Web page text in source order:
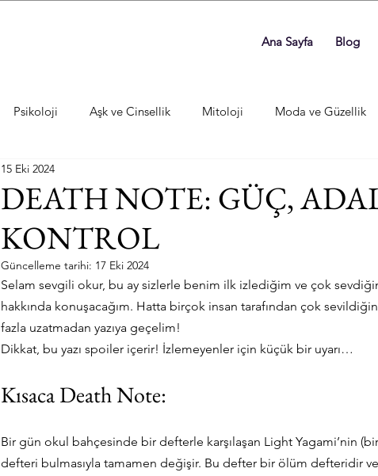
Ana Sayfa Blog
Psikoloji Aşk ve Cinsellik Mitoloji Moda ve Güzellik
DEATH NOTE: GÜÇ,
KONTROL
15 Eki 2024
Güncelleme tarihi: 17 Eki 2024
Selam sevgili okur, bu ay sizlerle benim ilk izlediğim ve çok
hakkında konuşacağım. Hatta birçok insan tarafından çok
fazla uzatmadan yazıya geçelim!
Dikkat, bu yazı spoiler içerir! İzlemeyenler için küçük bir uyarı…
Kısaca Death Note:
Bir gün okul bahçesinde bir defterle karşılaşan Light Yagami’nin
defteri bulmasıyla tamamen değişir. Bu defter bir ölüm defteridir ve